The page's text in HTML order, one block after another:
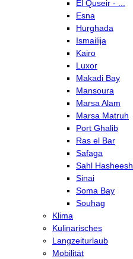
El Quseir - ...
Esna
Hurghada
Ismailija
Kairo
Luxor
Makadi Bay
Mansoura
Marsa Alam
Marsa Matruh
Port Ghalib
Ras el Bar
Safaga
Sahl Hasheesh
Sinai
Soma Bay
Souhag
Klima
Kulinarisches
Langzeiturlaub
Mobilität